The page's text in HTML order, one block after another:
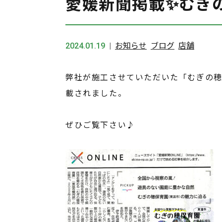
愛媛新聞掲載✨むぎ
2024.01.19 お知らせ ブログ 店舗
弊社が施工させていただいた「むぎの
載されました。
ぜひご覧下さい♪